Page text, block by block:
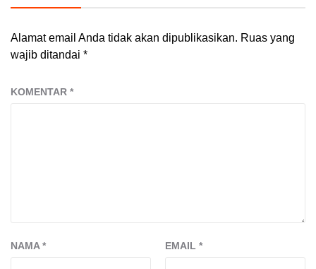
Alamat email Anda tidak akan dipublikasikan. Ruas yang
wajib ditandai *
KOMENTAR *
NAMA* EMAIL *